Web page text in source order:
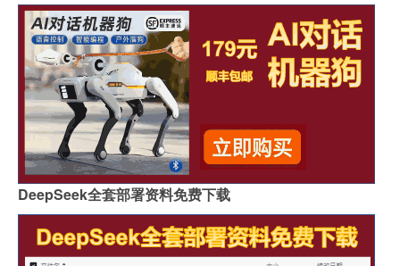
DeepSeek全套部署资料免费下载